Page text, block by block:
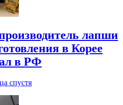
лапши
в Корее
в РФ
спустя